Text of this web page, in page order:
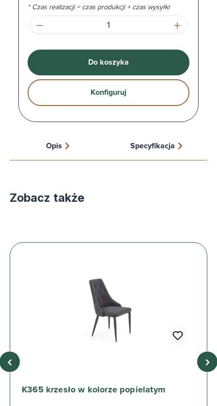
* Czas realizacji = czas produkcji + czas wysyłki
Ilość produktu: Wprowadź żądaną
Do koszyka
Konfiguruj
Opis Specyfikacja
Zobacz także
K365 krzesło w kolorze popielatym
‹ ›